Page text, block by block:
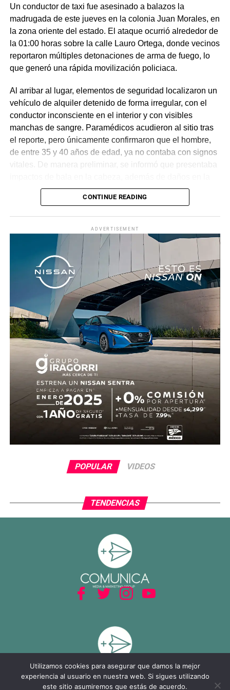
Un conductor de taxi fue asesinado a balazos la
madrugada de este jueves en la colonia Juan Morales, en
la zona oriente del estado. El ataque ocurrió alrededor de
la 01:00 horas sobre la calle Lauro Ortega, donde vecinos
reportaron múltiples detonaciones de arma de fuego, lo
que generó una rápida movilización policiaca.
Al arribar al lugar, elementos de seguridad localizaron un
vehículo de alquiler detenido de forma irregular, con el
conductor inconsciente en el interior y con visibles
manchas de sangre. Paramédicos acudieron al sitio tras
el reporte, pero únicamente confirmaron que el hombre,
de entre 35 y 40 años de edad, ya no contaba con signos
vitales. De manera preliminar, se informó que presentaba
puerta del lado del conductor.
realizaron las diligencias correspondientes y el
levantamiento del cuerpo. Hasta el momento no se
cuenta con información sobre los agresores, y el cadáver
fue trasladado al Servicio Médico Forense en espera de
ser identificado, en tanto continúan las investigaciones.
CONTINUE READING
ADVERTISEMENT
POPULAR VIDEOS
TENDENCIAS
Utilizamos cookies para asegurar que damos la mejor
experiencia al usuario en nuestra web. Si sigues utilizando
este sitio asumiremos que estás de acuerdo.